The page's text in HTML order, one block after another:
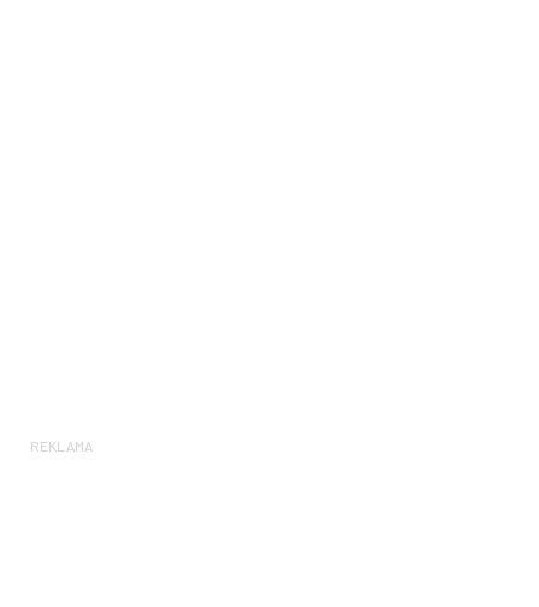
REKLAMA